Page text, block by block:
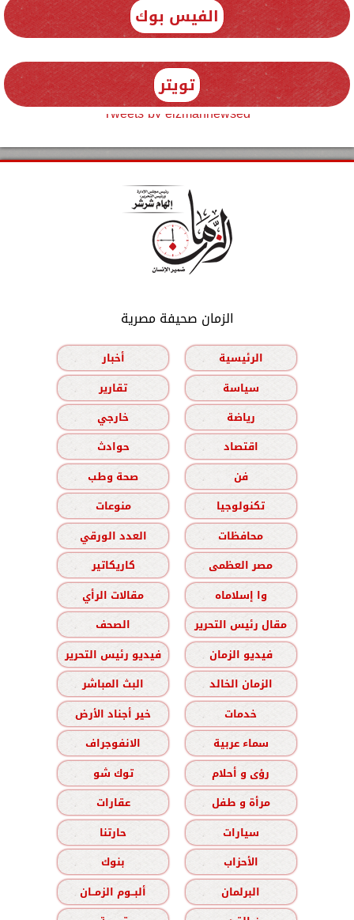
الفيس بوك
تويتر
Tweets by elzmannewseg
الزمان صحيفة مصرية
الرئيسية
أخبار
سياسة
تقارير
رياضة
خارجي
اقتصاد
حوادث
فن
صحة وطب
تكنولوجيا
منوعات
محافظات
العدد الورقي
مصر العظمى
كاريكاتير
وا إسلاماه
مقالات الرأي
مقال رئيس التحرير
الصحف
فيديو الزمان
فيديو رئيس التحرير
الزمان الخالد
البث المباشر
خدمات
خير أجناد الأرض
سماء عربية
الانفوجراف
رؤى و أحلام
توك شو
مرأة و طفل
عقارات
سيارات
حارتنا
الأحزاب
بنوك
البرلمان
ألبــوم الزمــان